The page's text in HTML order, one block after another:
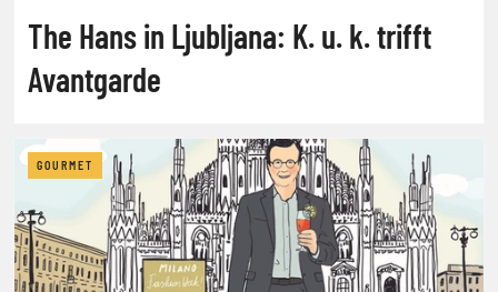
The Hans in Ljubljana: K. u. k. trifft
Avantgarde
GOURMET